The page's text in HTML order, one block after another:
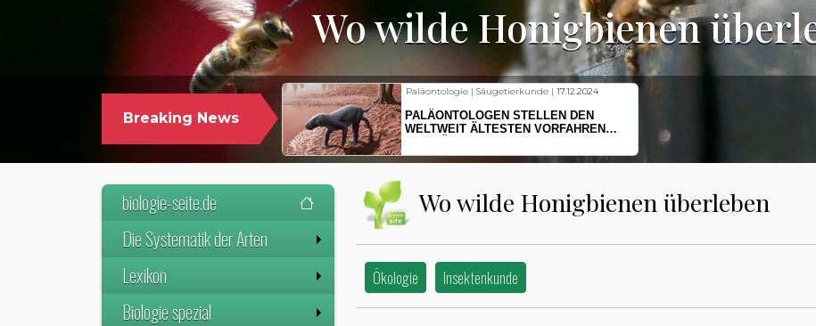
Wo wilde Honigbienen
Breaking News
Fischkunde | Klimawandel | 18.11.2024
KLIMAWANDEL SETZT
HERINGSLARVEN UNTER STRESS
Paläontologie | Säugetierkunde |17.12.2024
PALÄONTOLOGEN STELLEN DEN
WELTWEIT ÄLTESTEN VORFAHREN
DER SÄUGETIERE VOR
biologie-seite.de
Die Systematik der Arten
Lexikon
Biologie spezial
Wo wilde Honigbienen überleben
Ökologie Insektenkunde